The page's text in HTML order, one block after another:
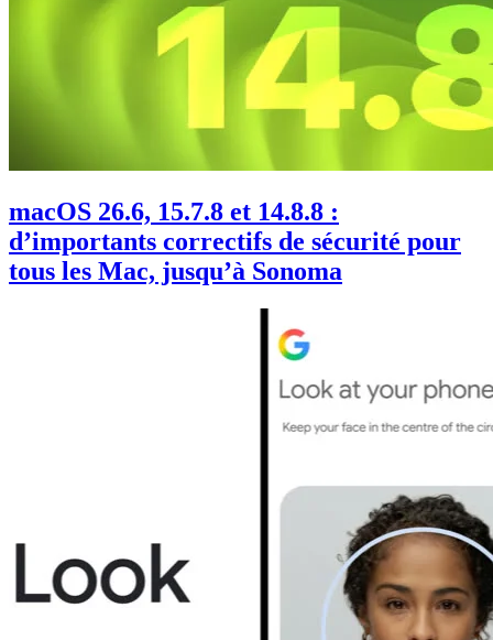
macOS 26.6, 15.7.8 et 14.8.8 :
d’importants correctifs de sécurité pour
tous les Mac, jusqu’à Sonoma